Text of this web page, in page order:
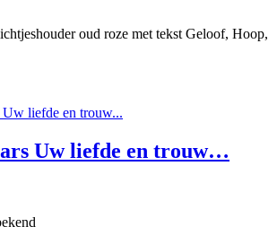
oud roze met tekst Geloof, Hoop,
Uw liefde en trouw…